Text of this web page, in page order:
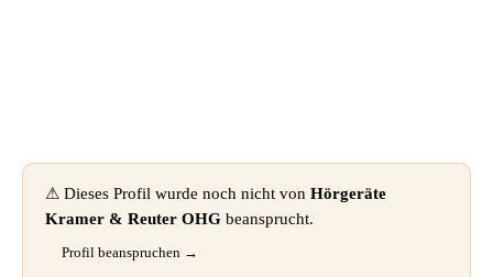
⚠ Dieses Profil wurde noch nicht von Hörgeräte
Kramer & Reuter OHG beansprucht.
Profil beanspruchen →